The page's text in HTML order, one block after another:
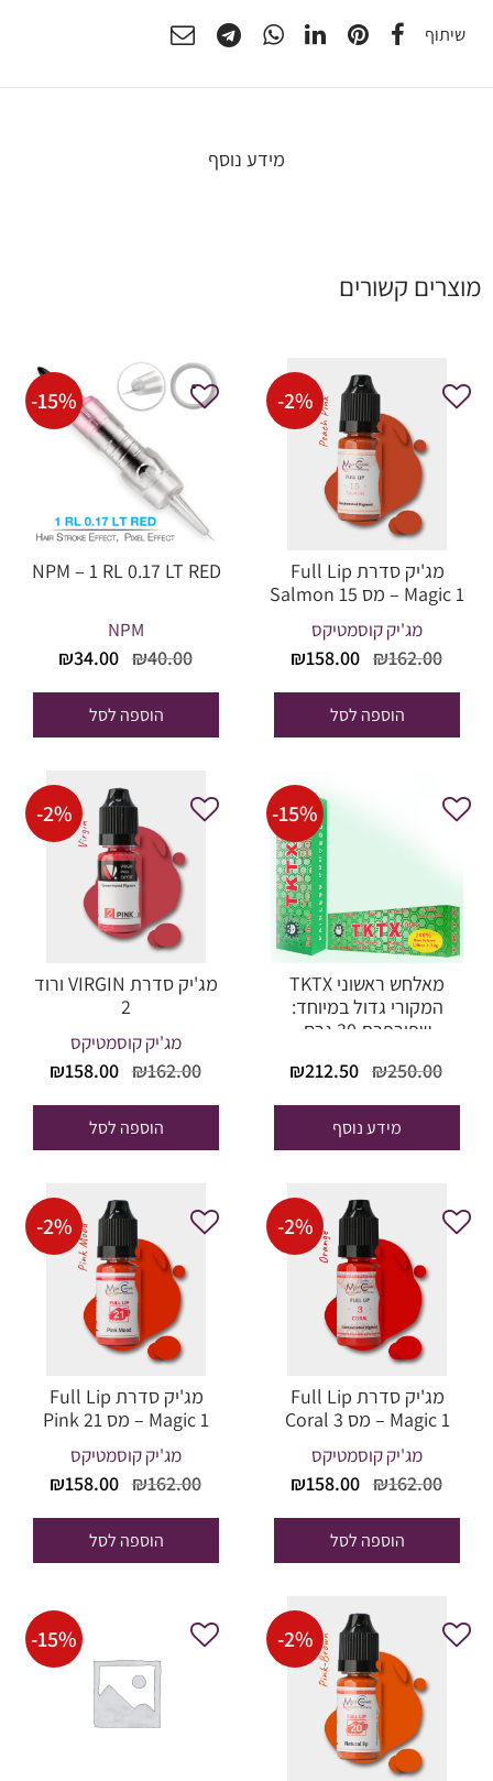
שיתוף
מידע נוסף
מוצרים קשורים
-2%
מג'יק סדרת Full Lip
Magic 1 – מס 15 Salmon
מג'יק קוסמטיקס
₪162.00
המחיר
היה:
₪162.00.
₪158.00
הוספה לסל
-15%
NPM – 1 RL 0.17 LT RED
NPM
₪40.00
המחיר
היה:
₪40.00.
₪34.00
הוא:
הוספה לסל
-15%
מאלחש ראשוני TKTX
המקורי גדול במיוחד:
שפורפרת 30 גרם
₪250.00
המחיר
היה:
₪250.00.
₪212.50
מידע נוסף
-2%
מג'יק סדרת VIRGIN ורוד
2
מג'יק קוסמטיקס
₪162.00
המחיר
היה:
₪162.00.
₪158.00
הוספה לסל
-2%
מג'יק סדרת Full Lip
Magic 1 – מס 3 Coral
מג'יק קוסמטיקס
₪162.00
המחיר
היה:
₪162.00.
₪158.00
הוספה לסל
-2%
מג'יק סדרת Full Lip
Magic 1 – מס 21 Pink
מג'יק קוסמטיקס
₪162.00
המחיר
היה:
₪162.00.
₪158.00
הוספה לסל
-2%
-15%